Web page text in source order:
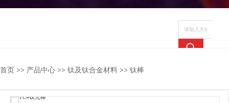
热搜关键词： TC4钛合金 钛合金棒 钛合金管 钛法兰
首页 >> 产品中心 >> 钛及钛合金材料 >> 钛棒